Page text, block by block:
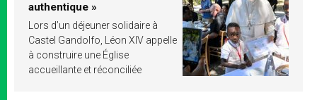
authentique »
Lors d’un déjeuner solidaire à
Castel Gandolfo, Léon XIV appelle
à construire une Église
accueillante et réconciliée